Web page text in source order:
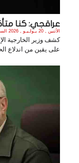
عراقجي: كنا
الأثنين , 20 يـولـيـو , 2026 الساعة 12:05:28 AM
كشف وزير الخارجية
على يقين من اندلاع